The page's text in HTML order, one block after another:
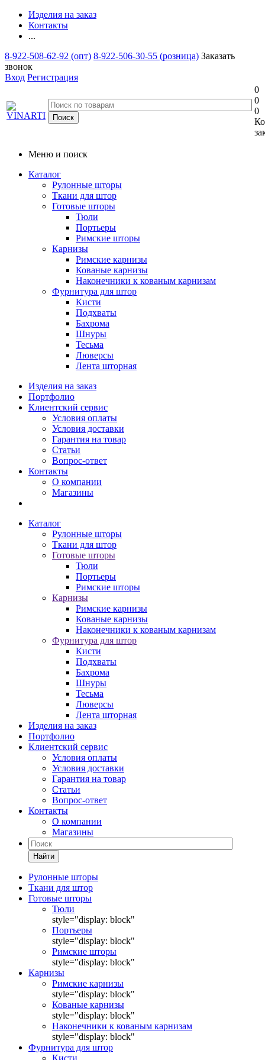
Изделия на заказ
Контакты
...
8-922-508-62-92 (опт) 8-922-506-30-55 (розница) Заказать
звонок
Вход Регистрация
0
0
0
Меню и поиск
Каталог
Рулонные шторы
Ткани для штор
Готовые шторы
Тюли
Портьеры
Римские шторы
Карнизы
Римские карнизы
Кованые карнизы
Наконечники к кованым карнизам
Фурнитура для штор
Кисти
Подхваты
Бахрома
Шнуры
Тесьма
Люверсы
Лента шторная
Изделия на заказ
Портфолио
Клиентский сервис
Условия оплаты
Условия доставки
Гарантия на товар
Статьи
Вопрос-ответ
Контакты
О компании
Магазины
Каталог
Рулонные шторы
Ткани для штор
Готовые шторы
Тюли
Портьеры
Римские шторы
Карнизы
Римские карнизы
Кованые карнизы
Наконечники к кованым карнизам
Фурнитура для штор
Кисти
Подхваты
Бахрома
Шнуры
Тесьма
Люверсы
Лента шторная
Изделия на заказ
Портфолио
Клиентский сервис
Условия оплаты
Условия доставки
Гарантия на товар
Статьи
Вопрос-ответ
Контакты
О компании
Магазины
Найти
Рулонные шторы
Ткани для штор
Готовые шторы
Тюли
style="display: block"
Портьеры
style="display: block"
Римские шторы
style="display: block"
Карнизы
Римские карнизы
style="display: block"
Кованые карнизы
style="display: block"
Наконечники к кованым карнизам
style="display: block"
Фурнитура для штор
Кисти